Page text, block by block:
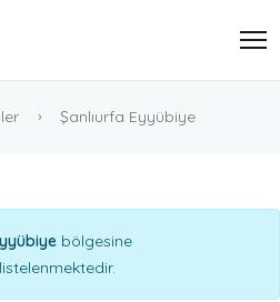
Şanlıurfa Eyyübiye
bölgesine